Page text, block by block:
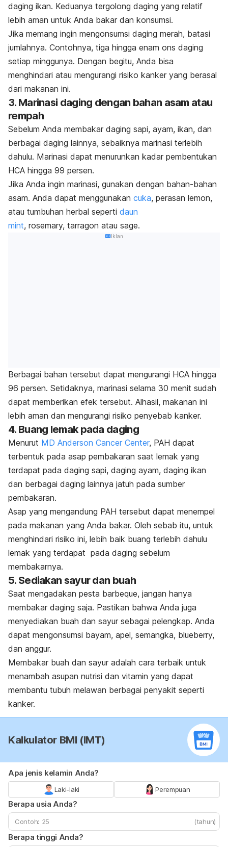
daging ikan. Keduanya tergolong daging yang relatif
lebih aman untuk Anda bakar dan konsumsi.
Jika memang ingin mengonsumsi daging merah, batasi
jumlahnya. Contohnya, tiga hingga enam ons daging
setiap minggunya. Dengan begitu, Anda bisa
menghindari atau mengurangi risiko kanker yang berasal
dari makanan ini.
3. Marinasi daging dengan bahan asam atau
rempah
Sebelum Anda membakar daging sapi, ayam, ikan, dan
berbagai daging lainnya, sebaiknya marinasi terlebih
dahulu. Marinasi dapat menurunkan kadar pembentukan
HCA hingga 99 persen.
Jika Anda ingin marinasi, gunakan dengan bahan-bahan
asam. Anda dapat menggunakan cuka, perasan lemon,
atau tumbuhan herbal seperti daun
mint, rosemary, tarragon atau sage.
Iklan
Berbagai bahan tersebut dapat mengurangi HCA hingga
96 persen. Setidaknya, marinasi selama 30 menit sudah
dapat memberikan efek tersebut. Alhasil, makanan ini
lebih aman dan mengurangi risiko penyebab kanker.
4. Buang lemak pada daging
Menurut MD Anderson Cancer Center, PAH dapat
terbentuk pada asap pembakaran saat lemak yang
terdapat pada daging sapi, daging ayam, daging ikan
dan berbagai daging lainnya jatuh pada sumber
pembakaran.
Asap yang mengandung PAH tersebut dapat menempel
pada makanan yang Anda bakar. Oleh sebab itu, untuk
menghindari risiko ini, lebih baik buang terlebih dahulu
lemak yang terdapat pada daging sebelum
membakarnya.
5. Sediakan sayur dan buah
Saat mengadakan pesta barbeque, jangan hanya
membakar daging saja. Pastikan bahwa Anda juga
menyediakan buah dan sayur sebagai pelengkap. Anda
dapat mengonsumsi bayam, apel, semangka, blueberry,
dan anggur.
Membakar buah dan sayur adalah cara terbaik untuk
menambah asupan nutrisi dan vitamin yang dapat
membantu tubuh melawan berbagai penyakit seperti
kanker.
Kalkulator BMI (IMT)
Apa jenis kelamin Anda?
Laki-laki Perempuan
Berapa usia Anda?
(tahun)
Berapa tinggi Anda?